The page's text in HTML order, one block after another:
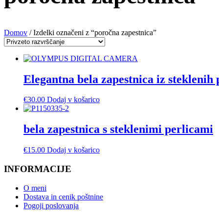
Domov / Izdelki označeni z “poročna zapestnica”
Elegantna bela zapestnica iz steklenih
€30.00 Dodaj v košarico
bela zapestnica s steklenimi perlicami
€15.00 Dodaj v košarico
INFORMACIJE
O meni
Dostava in cenik poštnine
Pogoji poslovanja